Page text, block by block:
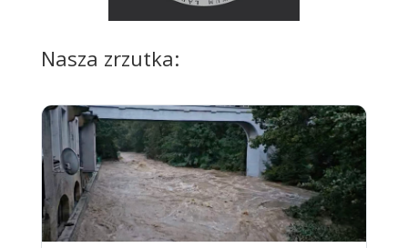
Nasza zrzutka: